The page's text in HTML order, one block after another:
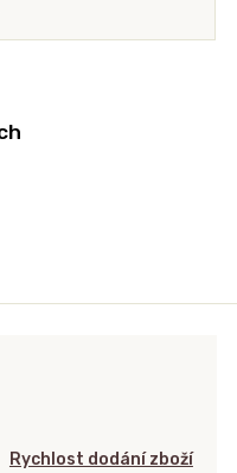
Rychlost dodání zboží